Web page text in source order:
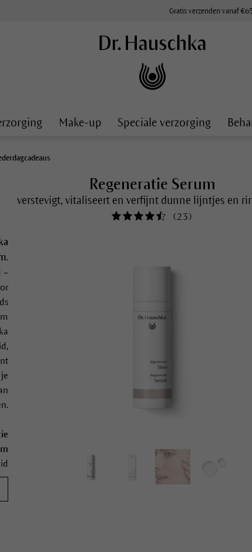
Gratis verzenden vanaf €65
Make-up Speciale verzorging
Regeneratie Serum
verstevigt, vitaliseert en verfijnt dunne lijntjes en
(23)
–